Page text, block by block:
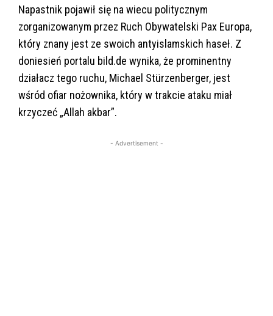
Napastnik pojawił się na wiecu politycznym
zorganizowanym przez Ruch Obywatelski Pax Europa,
który znany jest ze swoich antyislamskich haseł. Z
doniesień portalu bild.de wynika, że prominentny
działacz tego ruchu, Michael Stürzenberger, jest
wśród ofiar nożownika, który w trakcie ataku miał
krzyczeć „Allah akbar”.
- Advertisement -